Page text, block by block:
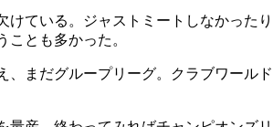
ている。ジャストミートしなかった
とも多かった。
まだグループリーグ。クラブワール